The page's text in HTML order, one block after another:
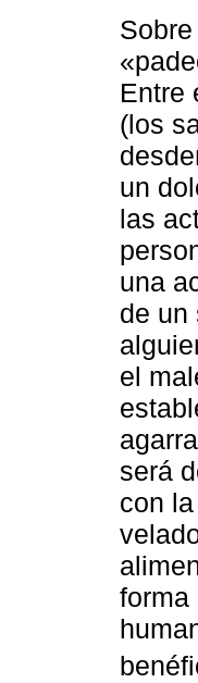
Entre
(los
un
las
una
de un
el
será
con
forma